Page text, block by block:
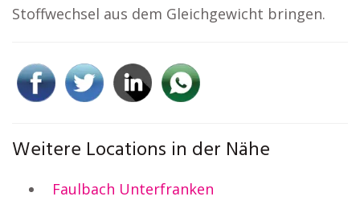
Stoffwechsel aus dem Gleichgewicht bringen.
Weitere Locations in der Nähe
Faulbach Unterfranken